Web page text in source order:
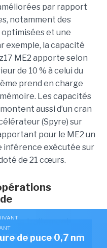
dépôts mise sur
et LinuxOne 5
par rapport
notamment des
et une
exemple, la capacité
ME2 apporte selon
de 10 % à celui du
prend en charge
Les capacités
aussi d’un cran
(Spyre) sur
pour le ME2 un
inférence exécutée sur
de 21 cœurs.
de traitement
d’opérations
de puce 0,7 nm